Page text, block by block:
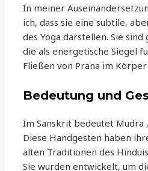
In meiner
ich, dass sie eine subtile,
des Yoga darstellen. Sie
die als energetische Siegel
Fließen von Prana im
Bedeutung und
Im Sanskrit bedeutet Mudra
Diese Handgesten haben
alten Traditionen des
Sie wurden entwickelt, um